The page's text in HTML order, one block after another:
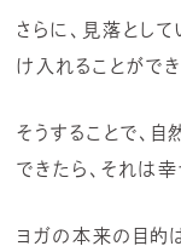
さらに、見落とし
け入れることがで
そうすることで、
できたら、それは幸
ヨガの本来の目的